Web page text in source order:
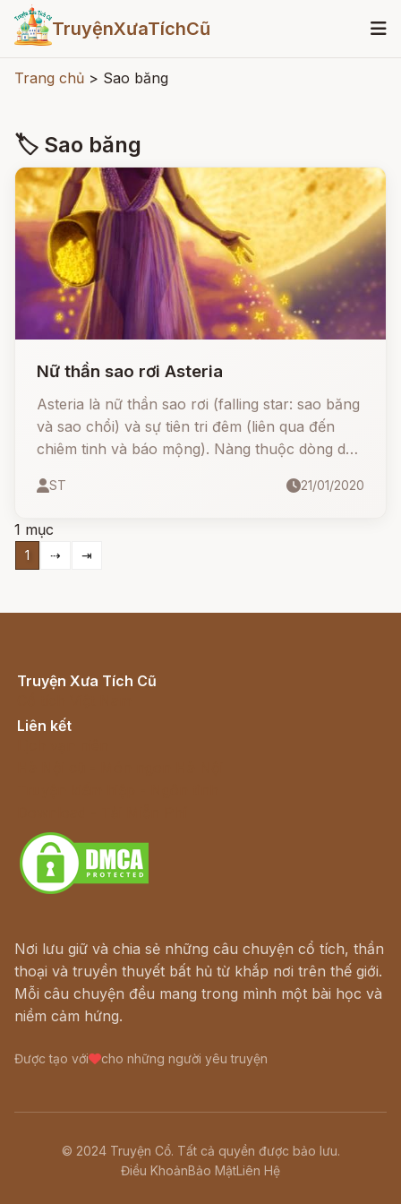
TruyệnXưaTíchCũ
Trang chủ > Sao băng
🏷 Sao băng
Nữ thần sao rơi Asteria
Asteria là nữ thần sao rơi (falling star: sao băng
và sao chổi) và sự tiên tri đêm (liên qua đến
chiêm tinh và báo mộng). Nàng thuộc dòng dõi
Phoebe, chị gái của nữ thần Leto.
ST 21/01/2020
1 mục
1 ⇢ ⇥
Truyện Xưa Tích Cũ
Liên kết
Nơi lưu giữ và chia sẻ những câu chuyện cổ tích, thần
thoại và truyền thuyết bất hủ từ khắp nơi trên thế giới.
Mỗi câu chuyện đều mang trong mình một bài học và
niềm cảm hứng.
Được tạo với cho những người yêu truyện
© 2024 Truyện Cổ. Tất cả quyền được bảo lưu.
Điều KhoảnBảo MậtLiên Hệ